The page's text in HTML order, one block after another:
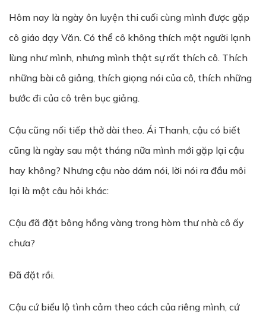
Hôm nay là ngày ôn luyện thi cuối cùng mình được gặp
cô giáo dạy Văn. Có thể cô không thích một người lạnh
lùng như mình, nhưng mình thật sự rất thích cô. Thích
những bài cô giảng, thích giọng nói của cô, thích những
bước đi của cô trên bục giảng.
Cậu cũng nối tiếp thở dài theo. Ái Thanh, cậu có biết
cũng là ngày sau một tháng nữa mình mới gặp lại cậu
hay không? Nhưng cậu nào dám nói, lời nói ra đầu môi
lại là một câu hỏi khác:
Cậu đã đặt bông hồng vàng trong hòm thư nhà cô ấy
chưa?
Đã đặt rồi.
Cậu cứ biểu lộ tình cảm theo cách của riêng mình, cứ